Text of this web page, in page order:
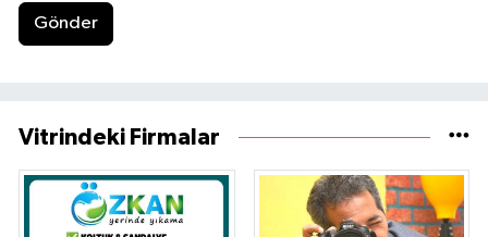
Gönder
Vitrindeki Firmalar